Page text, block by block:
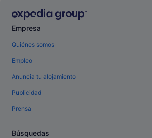
Empresa
Quiénes somos
Empleo
Anuncia tu alojamiento
Publicidad
Prensa
Búsquedas